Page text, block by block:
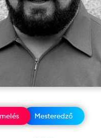
Mesteredző